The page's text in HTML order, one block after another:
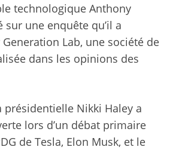
technologique Anthony
sur une enquête qu’il a
Lab, une société de
dans les opinions des
présidentielle Nikki Haley a
lors d’un débat primaire
de Tesla, Elon Musk, et le